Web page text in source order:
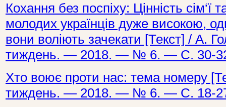
Кохання без поспіху: Цінність
молодих українців дуже високою,
вони воліють зачекати [Текст] / А.
тиждень. — 2018. — № 6. — С. 30-
Хто воює проти нас: тема номеру
тиждень. — 2018. — № 6. — С. 18-